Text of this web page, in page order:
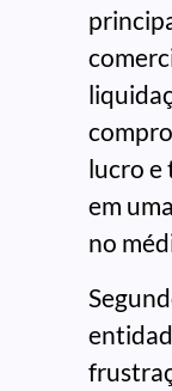
lucro e
em
no